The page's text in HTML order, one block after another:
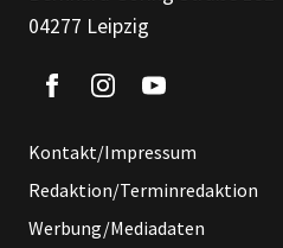
04277 Leipzig
Kontakt/Impressum
Redaktion/Terminredaktion
Werbung/Mediadaten